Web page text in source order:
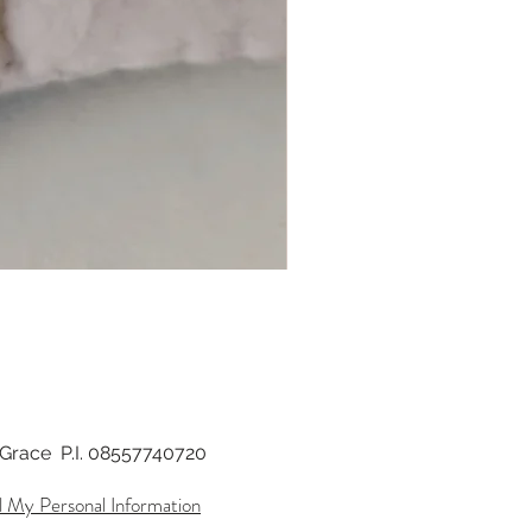
P.I. 08557740720
Personal Information